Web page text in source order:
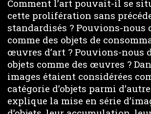
Comment l’art pouvait-il se
cette prolifération sans
standardisés ? Pouvions-nous
comme des objets de
œuvres d’art ? Pouvions-nous
objets comme des œuvres ?
images étaient considérées
catégorie d’objets parmi
explique la mise en série